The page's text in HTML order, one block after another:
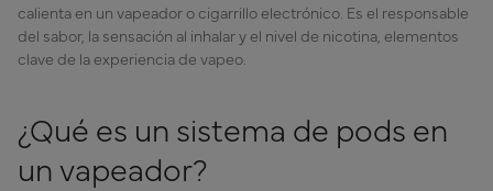
calienta en un vapeador o cigarrillo electrónico. Es el responsable
del sabor, la sensación al inhalar y el nivel de nicotina, elementos
clave de la experiencia de vapeo.
¿Qué es un sistema de pods en
un vapeador?